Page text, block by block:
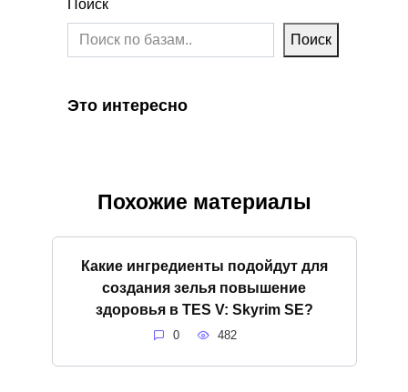
Поиск
Поиск
Это интересно
Похожие материалы
Какие ингредиенты подойдут для
создания зелья повышение
здоровья в TES V: Skyrim SE?
0 482